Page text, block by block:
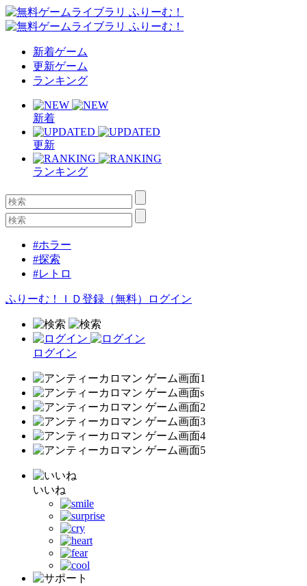
新着ゲーム
更新ゲーム
ランキング
新着
更新
ランキング
#ホラー
#探索
#レトロ
ふりーむ！ＩＤ登録（無料） ログイン
ログイン
いいね